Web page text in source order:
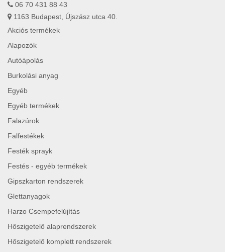
06 70 431 88 43
1163 Budapest, Újszász utca 40.
Akciós termékek
Alapozók
Autóápolás
Burkolási anyag
Egyéb
Egyéb termékek
Falazúrok
Falfestékek
Festék sprayk
Festés - egyéb termékek
Gipszkarton rendszerek
Glettanyagok
Harzo Csempefelújítás
Hőszigetelő alaprendszerek
Hőszigetelő komplett rendszerek